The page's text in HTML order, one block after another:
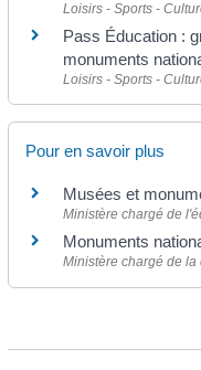
Loisirs - Sports -
Pass Éducation :
monuments
Loisirs - Sports -
Pour en savoir plus
Musées et
Ministère chargé de
Monuments
Ministère chargé de la